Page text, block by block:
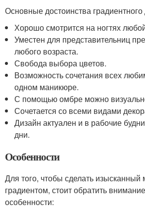
Основные достоинства градиентного
Хорошо смотрится на ногтях
Уместен для представительниц
любого возраста.
Свобода выбора цветов.
Возможность сочетания всех
одном маникюре.
С помощью омбре можно
Сочетается со всеми видами
Дизайн актуален и в рабочие
дни.
Особенности
Для того, чтобы сделать
градиентом, стоит обратить
особенности: